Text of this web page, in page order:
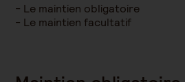
Le maintien obligatoire
Le maintien facultatif